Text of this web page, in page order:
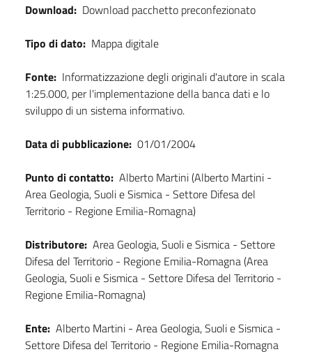
Download: Download pacchetto preconfezionato
Tipo di dato: Mappa digitale
Fonte: Informatizzazione degli originali d'autore in scala
1:25.000, per l'implementazione della banca dati e lo
sviluppo di un sistema informativo.
Data di pubblicazione: 01/01/2004
Punto di contatto: Alberto Martini (Alberto Martini -
Area Geologia, Suoli e Sismica - Settore Difesa del
Territorio - Regione Emilia-Romagna)
Distributore: Area Geologia, Suoli e Sismica - Settore
Difesa del Territorio - Regione Emilia-Romagna (Area
Geologia, Suoli e Sismica - Settore Difesa del Territorio -
Regione Emilia-Romagna)
Ente: Alberto Martini - Area Geologia, Suoli e Sismica -
Settore Difesa del Territorio - Regione Emilia-Romagna